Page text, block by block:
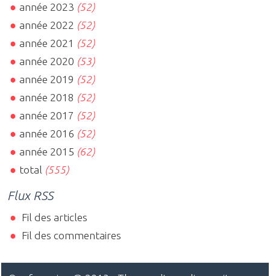
année 2023 (52)
année 2022 (52)
année 2021 (52)
année 2020 (53)
année 2019 (52)
année 2018 (52)
année 2017 (52)
année 2016 (52)
année 2015 (62)
total (555)
Flux RSS
Fil des articles
Fil des commentaires